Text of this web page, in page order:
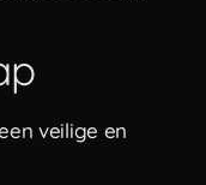
veilige en